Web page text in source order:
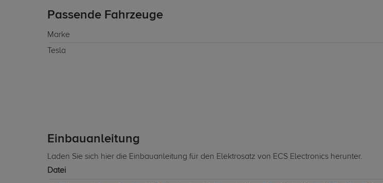
Passende Fahrzeuge
Marke
Tesla
Einbauanleitung
Laden Sie sich hier die Einbauanleitung für den Elektrosatz von ECS Electronics herunter.
Datei